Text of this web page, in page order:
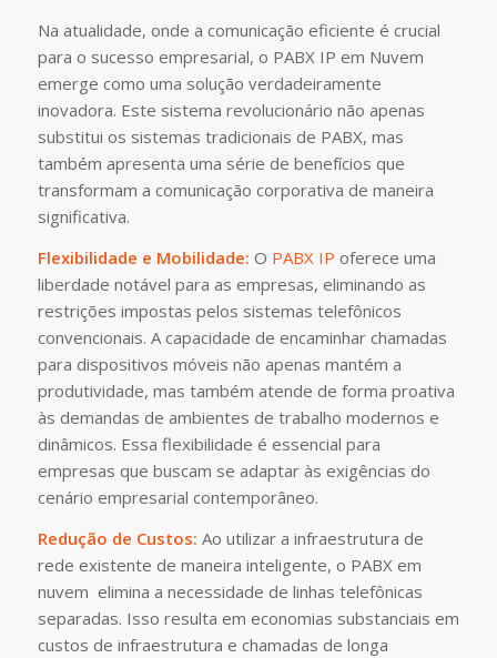
Na atualidade, onde a comunicação eficiente é crucial
para o sucesso empresarial, o PABX IP em Nuvem
emerge como uma solução verdadeiramente
inovadora. Este sistema revolucionário não apenas
substitui os sistemas tradicionais de PABX, mas
também apresenta uma série de benefícios que
transformam a comunicação corporativa de maneira
significativa.
Flexibilidade e Mobilidade: O PABX IP oferece uma
liberdade notável para as empresas, eliminando as
restrições impostas pelos sistemas telefônicos
convencionais. A capacidade de encaminhar chamadas
para dispositivos móveis não apenas mantém a
produtividade, mas também atende de forma proativa
às demandas de ambientes de trabalho modernos e
dinâmicos. Essa flexibilidade é essencial para
empresas que buscam se adaptar às exigências do
cenário empresarial contemporâneo.
Redução de Custos: Ao utilizar a infraestrutura de
rede existente de maneira inteligente, o PABX em
nuvem elimina a necessidade de linhas telefônicas
separadas. Isso resulta em economias substanciais em
custos de infraestrutura e chamadas de longa